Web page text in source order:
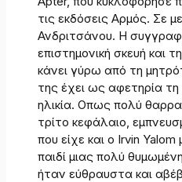
τις εκδόσεις Αρμός. Σε
Ανδριτσάνου. Η
επιστημονική σκευή και
κάνει γύρω από τη
της έχει ως αφετηρία τη
ηλικία. Οπως πολύ
τρίτο κεφάλαιο,
που είχε και ο Irvin
παιδί μιας πολύ
ήταν εύθραυστα και